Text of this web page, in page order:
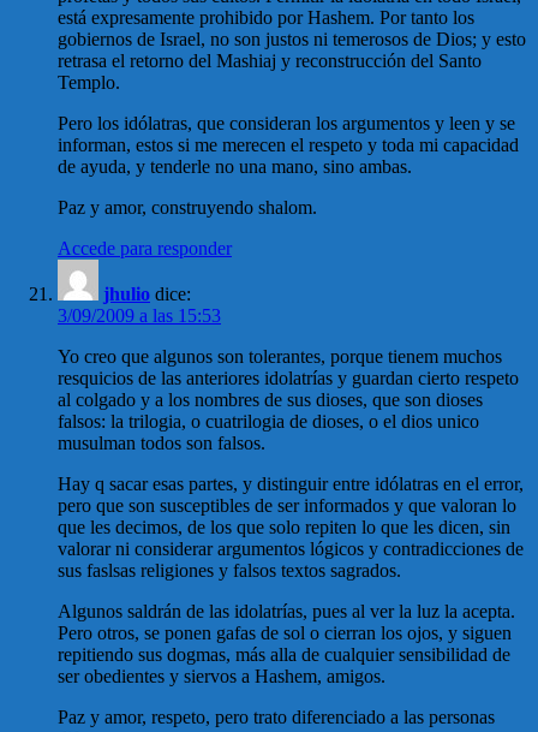
está expresamente prohibido por Hashem. Por tanto los
gobiernos de Israel, no son justos ni temerosos de Dios; y esto
retrasa el retorno del Mashiaj y reconstrucción del Santo
Templo.
Pero los idólatras, que consideran los argumentos y leen y se
informan, estos si me merecen el respeto y toda mi capacidad
de ayuda, y tenderle no una mano, sino ambas.
Paz y amor, construyendo shalom.
Accede para responder
jhulio dice:
3/09/2009 a las 15:53
Yo creo que algunos son tolerantes, porque tienem muchos
resquicios de las anteriores idolatrías y guardan cierto respeto
al colgado y a los nombres de sus dioses, que son dioses
falsos: la trilogia, o cuatrilogia de dioses, o el dios unico
musulman todos son falsos.
Hay q sacar esas partes, y distinguir entre idólatras en el error,
pero que son susceptibles de ser informados y que valoran lo
que les decimos, de los que solo repiten lo que les dicen, sin
valorar ni considerar argumentos lógicos y contradicciones de
sus faslsas religiones y falsos textos sagrados.
Algunos saldrán de las idolatrías, pues al ver la luz la acepta.
Pero otros, se ponen gafas de sol o cierran los ojos, y siguen
repitiendo sus dogmas, más alla de cualquier sensibilidad de
ser obedientes y siervos a Hashem, amigos.
Paz y amor, respeto, pero trato diferenciado a las personas